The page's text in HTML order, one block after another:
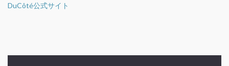
DuCôté公式サイト